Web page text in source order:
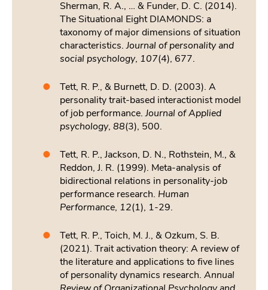
Sherman, R. A., … & Funder, D. C. (2014).
The Situational Eight DIAMONDS: a
taxonomy of major dimensions of situation
characteristics.Journal of personality and
social psychology, 107(4), 677.
Tett, R. P., & Burnett, D. D. (2003). A
personality trait-based interactionist model
of job performance.Journal of Applied
psychology, 88(3), 500.
Tett, R. P., Jackson, D. N., Rothstein, M., &
Reddon, J. R. (1999). Meta-analysis of
bidirectional relations in personality-job
performance research. Human
Performance, 12(1), 1-29.
Tett, R. P., Toich, M. J., & Ozkum, S. B.
(2021). Trait activation theory: A review of
the literature and applications to five lines
of personality dynamics research. Annual